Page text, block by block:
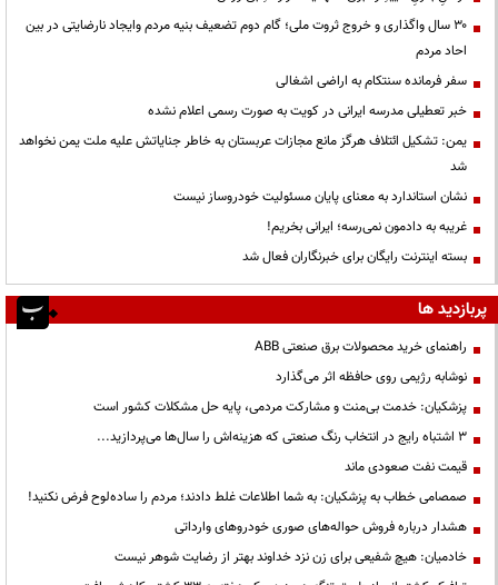
۳۰ سال واگذاری و خروج ثروت ملی؛ گام دوم تضعیف بنیه مردم وایجاد نارضایتی در بین
احاد مردم
سفر فرمانده سنتکام به اراضی اشغالی
خبر تعطیلی مدرسه ایرانی در کویت به صورت رسمی اعلام نشده
یمن: تشکیل ائتلاف هرگز مانع مجازات عربستان به خاطر جنایاتش علیه ملت یمن نخواهد
شد
نشان استاندارد به معنای پایان مسئولیت خودروساز نیست
غریبه به دادمون نمی‌رسه؛ ایرانی بخریم!
بسته اینترنت رایگان برای خبرنگاران فعال شد
پربازدید ها
راهنمای خرید محصولات برق صنعتی ABB
نوشابه رژیمی روی حافظه اثر می‌گذارد
پزشکیان: خدمت بی‌منت و مشارکت مردمی، پایه حل مشکلات کشور است
3 اشتباه رایج در انتخاب رنگ صنعتی که هزینه‌اش را سال‌ها می‌پردازید...
قیمت نفت صعودی ماند
صمصامی خطاب به پزشکیان: به شما اطلاعات غلط دادند؛ مردم را ساده‌لوح فرض نکنید!
هشدار درباره فروش حواله‌های صوری خودروهای وارداتی
خادمیان: هیچ شفیعی برای زن نزد خداوند بهتر از رضایت شوهر نیست